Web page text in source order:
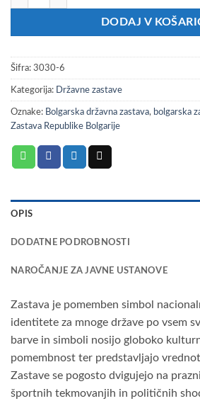
DODAJ V
Šifra: 3030-6
Kategorija: Državne zastave
Oznake: Bolgarska državna zastava, bolgarska
Zastava Republike Bolgarije
OPIS
DODATNE PODROBNOSTI
NAROČANJE ZA JAVNE USTANOVE
Zastava je pomemben simbol
identitete za mnoge države po vsem
barve in simboli nosijo globoko
pomembnost ter predstavljajo
Zastave se pogosto dvigujejo na
športnih tekmovanjih in političnih